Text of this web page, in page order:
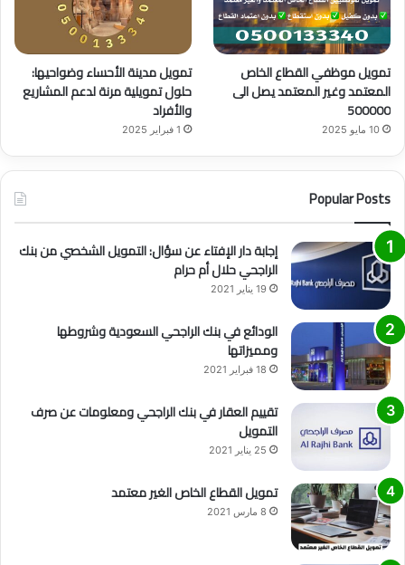
تمويل موظفي القطاع الخاص
المعتمد وغير المعتمد يصل الى
500000
10 مايو 2025
تمويل مدينة الأحساء وضواحيها:
حلول تمويلية مرنة لدعم المشاريع
والأفراد
1 فبراير 2025
Popular Posts
إجابة دار الإفتاء عن سؤال: التمويل الشخصي من بنك
الراجحي حلال أم حرام
19 يناير 2021
الودائع في بنك الراجحي السعودية وشروطها
ومميزاتها
18 فبراير 2021
تقييم العقار في بنك الراجحي ومعلومات عن صرف
التمويل
25 يناير 2021
تمويل القطاع الخاص الغير معتمد
8 مارس 2021